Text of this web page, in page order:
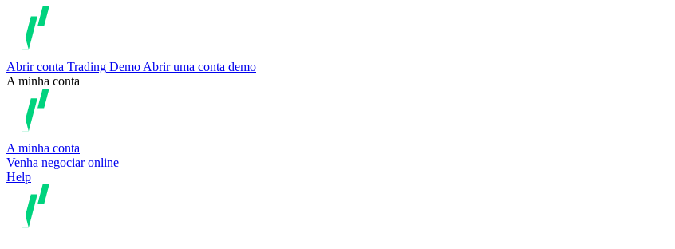
Abrir conta Trading Demo Abrir uma conta demo
A minha conta
A minha conta
Venha negociar online
Help